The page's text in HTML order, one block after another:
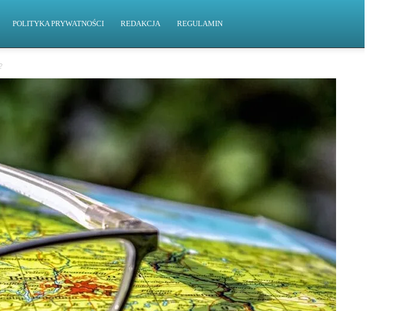
POLITYKA PRYWATNOŚCI REDAKCJA REGULAMIN